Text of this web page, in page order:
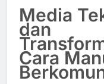
Media
dan
Cara